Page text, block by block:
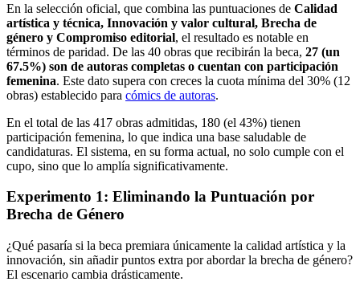
En la selección oficial, que combina las puntuaciones de Calidad
artística y técnica, Innovación y valor cultural, Brecha de
género y Compromiso editorial, el resultado es notable en
términos de paridad. De las 40 obras que recibirán la beca, 27 (un
67.5%) son de autoras completas o cuentan con participación
femenina. Este dato supera con creces la cuota mínima del 30% (12
obras) establecido para cómics de autoras.
En el total de las 417 obras admitidas, 180 (el 43%) tienen
participación femenina, lo que indica una base saludable de
candidaturas. El sistema, en su forma actual, no solo cumple con el
cupo, sino que lo amplía significativamente.
Experimento 1: Eliminando la Puntuación por
Brecha de Género
¿Qué pasaría si la beca premiara únicamente la calidad artística y la
innovación, sin añadir puntos extra por abordar la brecha de género?
El escenario cambia drásticamente.